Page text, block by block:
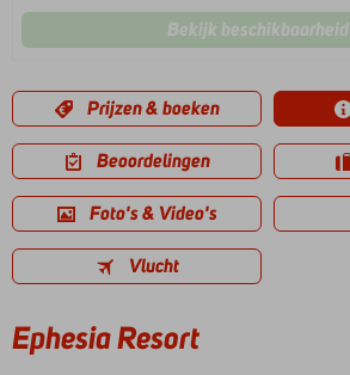
Bekijk beschikbaarheid
Prijzen & boeken
Beoordelingen
Foto's & Video's
Vlucht
Ephesia Resort